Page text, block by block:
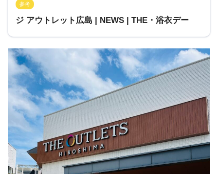
参考
ジ アウトレット広島 | NEWS | THE・浴衣デー